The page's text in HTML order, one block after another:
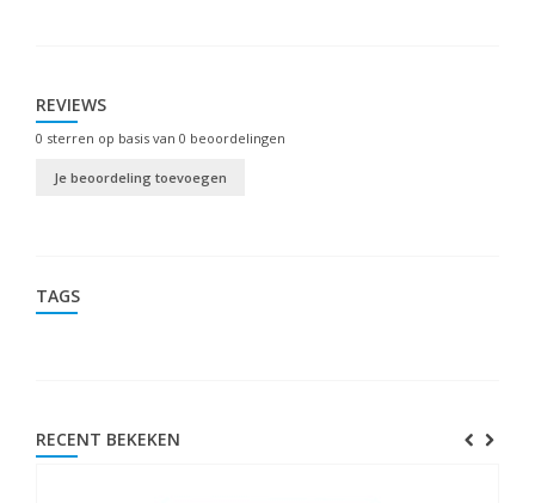
REVIEWS
0 sterren op basis van 0 beoordelingen
Je beoordeling toevoegen
TAGS
RECENT BEKEKEN